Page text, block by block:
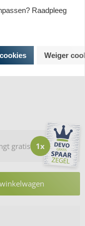
gratis 1x
Raadpleeg
Weiger